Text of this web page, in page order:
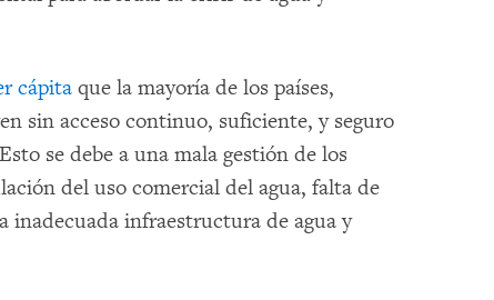
cápita que la mayoría de los países,
sin acceso continuo, suficiente, y seguro
se debe a una mala gestión de los
del uso comercial del agua, falta de
inadecuada infraestructura de agua y